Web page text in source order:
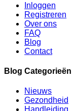
Inloggen
Registreren
Over ons
FAQ
Blog
Contact
Blog Categorieën
Nieuws
Gezondheid